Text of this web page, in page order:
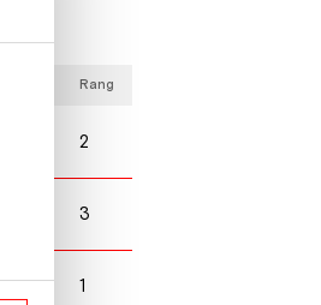
Rang
2
3
1